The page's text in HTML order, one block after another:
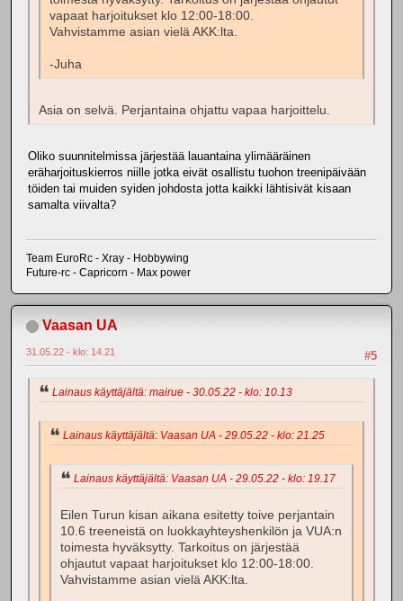
vapaat harjoitukset klo 12:00-18:00.
Vahvistamme asian vielä AKK:lta.
-Juha
Asia on selvä. Perjantaina ohjattu vapaa harjoittelu.
Oliko suunnitelmissa järjestää lauantaina ylimääräinen
eräharjoituskierros niille jotka eivät osallistu tuohon treenipäivään
töiden tai muiden syiden johdosta jotta kaikki lähtisivät kisaan
samalta viivalta?
Team EuroRc - Xray - Hobbywing
Future-rc - Capricorn - Max power
Vaasan UA
#5
31.05.22 - klo: 14.21
Lainaus käyttäjältä: mairue - 30.05.22 - klo: 10.13
Lainaus käyttäjältä: Vaasan UA - 29.05.22 - klo: 21.25
Lainaus käyttäjältä: Vaasan UA - 29.05.22 - klo: 19.17
Eilen Turun kisan aikana esitetty toive perjantain
10.6 treeneistä on luokkayhteyshenkilön ja VUA:n
toimesta hyväksytty. Tarkoitus on järjestää
ohjautut vapaat harjoitukset klo 12:00-18:00.
Vahvistamme asian vielä AKK:lta.